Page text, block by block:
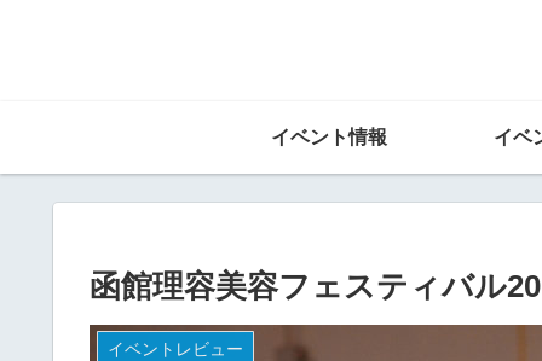
イベント情報 イベ
函館理容美容フェスティバル
イベントレビュー